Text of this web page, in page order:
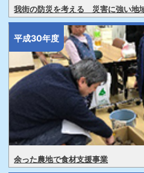
我街の防災を考える 災害に強い地
平成30年度
余った農地で食材支援事業